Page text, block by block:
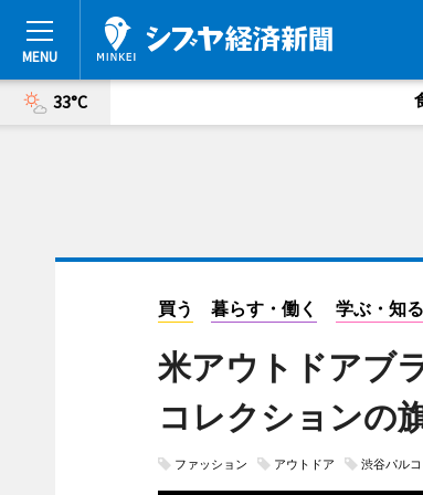
33°C
買う 暮らす・働く 学ぶ・知る
米アウトドアブ
コレクションの
ファッション アウトドア 渋谷パルコ